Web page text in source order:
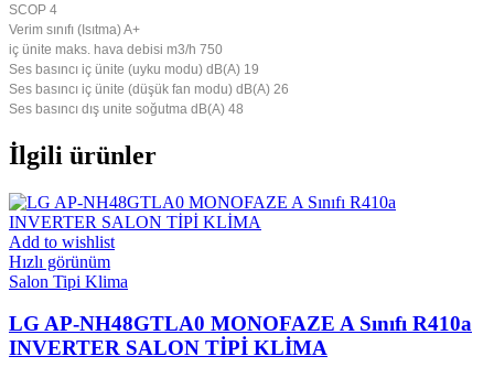
SCOP 4
Verim sınıfı (Isıtma) A+
iç ünite maks. hava debisi m3/h 750
Ses basıncı iç ünite (uyku modu) dB(A) 19
Ses basıncı iç ünite (düşük fan modu) dB(A) 26
Ses basıncı dış unite soğutma dB(A) 48
İlgili ürünler
Add to wishlist
Hızlı görünüm
Salon Tipi Klima
LG AP-NH48GTLA0 MONOFAZE A Sınıfı R410a
INVERTER SALON TİPİ KLİMA